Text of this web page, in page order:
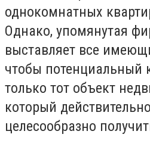
однокомнатных
Однако, упомянутая
выставляет все
чтобы потенциальный
только тот объект
который
целесообразно